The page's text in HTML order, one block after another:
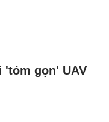
'tóm gọn' UAV